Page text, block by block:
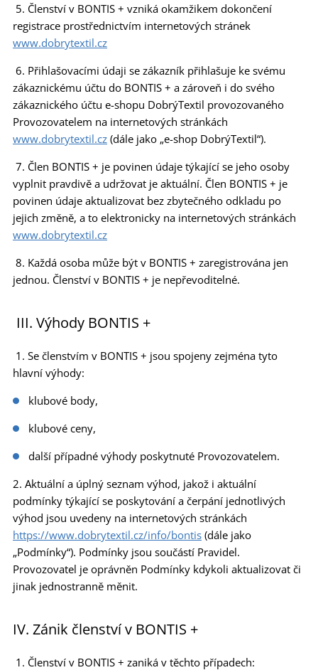
5. Členství v BONTIS + vzniká okamžikem dokončení
registrace prostřednictvím internetových stránek
www.dobrytextil.cz
6. Přihlašovacími údaji se zákazník přihlašuje ke svému
zákaznickému účtu do BONTIS + a zároveň i do svého
zákaznického účtu e-shopu DobrýTextil provozovaného
Provozovatelem na internetových stránkách
www.dobrytextil.cz (dále jako „e-shop DobrýTextil“).
7. Člen BONTIS + je povinen údaje týkající se jeho osoby
vyplnit pravdivě a udržovat je aktuální. Člen BONTIS + je
povinen údaje aktualizovat bez zbytečného odkladu po
jejich změně, a to elektronicky na internetových stránkách
www.dobrytextil.cz
8. Každá osoba může být v BONTIS + zaregistrována jen
jednou. Členství v BONTIS + je nepřevoditelné.
III. Výhody BONTIS +
1. Se členstvím v BONTIS + jsou spojeny zejména tyto
hlavní výhody:
klubové body,
klubové ceny,
další případné výhody poskytnuté Provozovatelem.
2. Aktuální a úplný seznam výhod, jakož i aktuální
podmínky týkající se poskytování a čerpání jednotlivých
výhod jsou uvedeny na internetových stránkách
https://www.dobrytextil.cz/info/bontis (dále jako
„Podmínky“). Podmínky jsou součástí Pravidel.
Provozovatel je oprávněn Podmínky kdykoli aktualizovat či
jinak jednostranně měnit.
IV. Zánik členství v BONTIS +
1. Členství v BONTIS + zaniká v těchto případech: